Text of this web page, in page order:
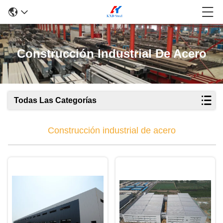
Construcción Industrial De Acero
Todas Las Categorías
Construcción industrial de acero